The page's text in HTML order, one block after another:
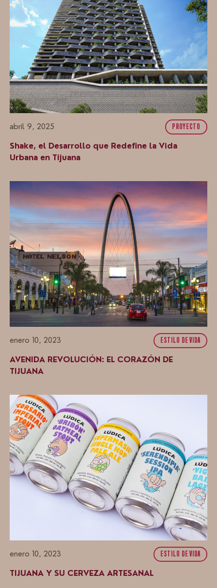
abril 9, 2025 PROYECTO
Shake, el Desarrollo que Redefine la Vida
Urbana en Tijuana
enero 10, 2023 ESTILO DE VIDA
AVENIDA REVOLUCIÓN: EL CORAZÓN DE
TIJUANA
enero 10, 2023 ESTILO DE VIDA
TIJUANA Y SU CERVEZA ARTESANAL